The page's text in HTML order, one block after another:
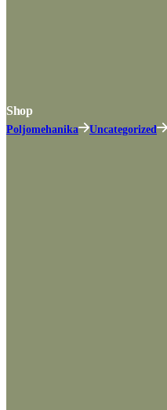
Shop
Poljomehanika Uncategorized